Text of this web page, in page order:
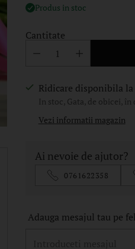
Produs in stoc
Cantitate
Ridicare disponibila
In stoc, Gata, de obicei, în
Vezi informatii magazin
Ai nevoie de ajutor?
0761622358
Adauga mesajul tau pe